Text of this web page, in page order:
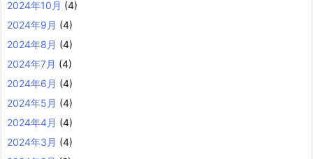
2024年10月 (4)
2024年9月 (4)
2024年8月 (4)
2024年7月 (4)
2024年6月 (4)
2024年5月 (4)
2024年4月 (4)
2024年3月 (4)